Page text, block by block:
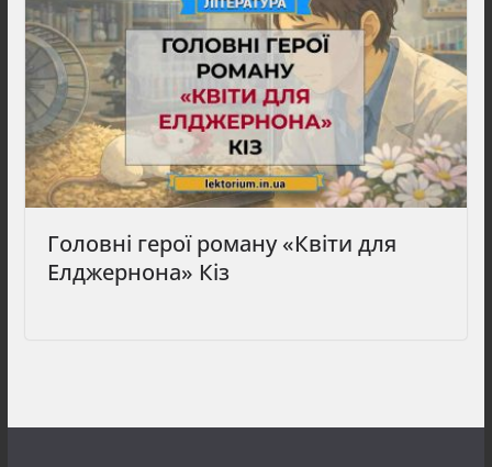
Головні герої роману «Квіти для
Елджернона» Кіз